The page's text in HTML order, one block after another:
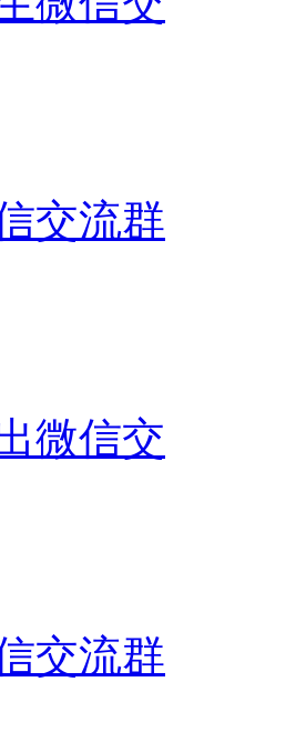
交流群
微信交
交流群